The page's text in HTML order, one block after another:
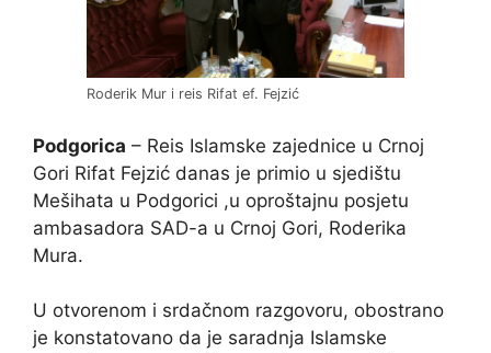
Roderik Mur i reis Rifat ef. Fejzić
Podgorica – Reis Islamske zajednice u Crnoj
Gori Rifat Fejzić danas je primio u sjedištu
Mešihata u Podgorici ,u oproštajnu posjetu
ambasadora SAD-a u Crnoj Gori, Roderika
Mura.
U otvorenom i srdačnom razgovoru, obostrano
je konstatovano da je saradnja Islamske